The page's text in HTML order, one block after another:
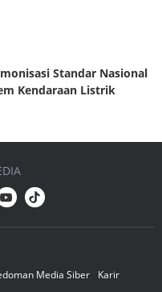
Standar Nasional
Kendaraan Listrik
Media Siber Karir